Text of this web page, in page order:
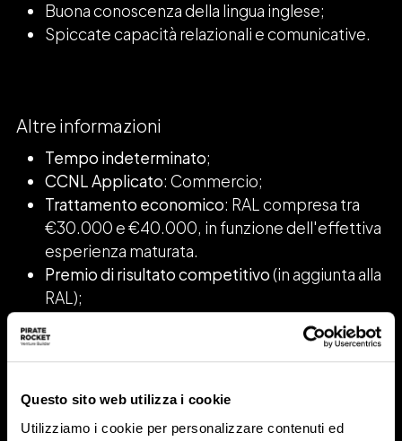
Questo sito web utilizza i cookie
Utilizziamo i cookie per personalizzare contenuti ed
Buona conoscenza della lingua inglese;
Spiccate capacità relazionali e comunicative.
Altre informazioni
Tempo indeterminato;
CCNL Applicato: Commercio;
Trattamento economico: RAL compresa tra
€30.000 e €40.000, in funzione dell'effettiva
esperienza maturata.
Premio di risultato competitivo(in aggiunta alla
RAL);
: opportunità di crescita
professionale, lavoro agile, Welfare aziendale.
Scopri tutti i benefit sul nostro sito!
Sede di lavoro: Milano Centro.
L’accelerazione dell’intelligenza artificiale sta